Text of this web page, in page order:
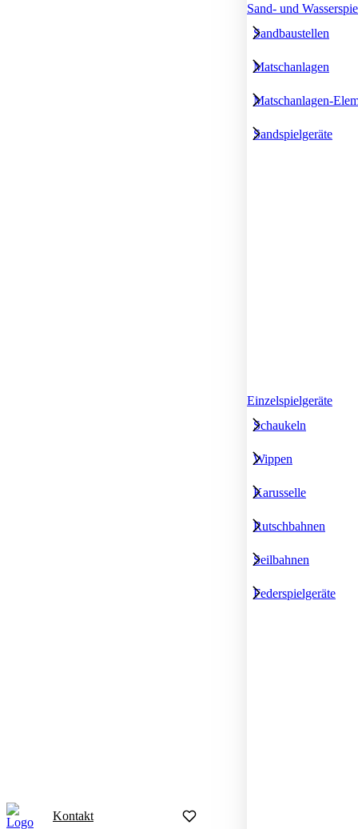
Sand- und
Sandbaustellen
Matschanlagen
Matschanlagen-
Sandspielgeräte
Einzelspielgeräte
Schaukeln
Wippen
Karusselle
Rutschbahnen
Seilbahnen
Federspielgeräte
Kontakt